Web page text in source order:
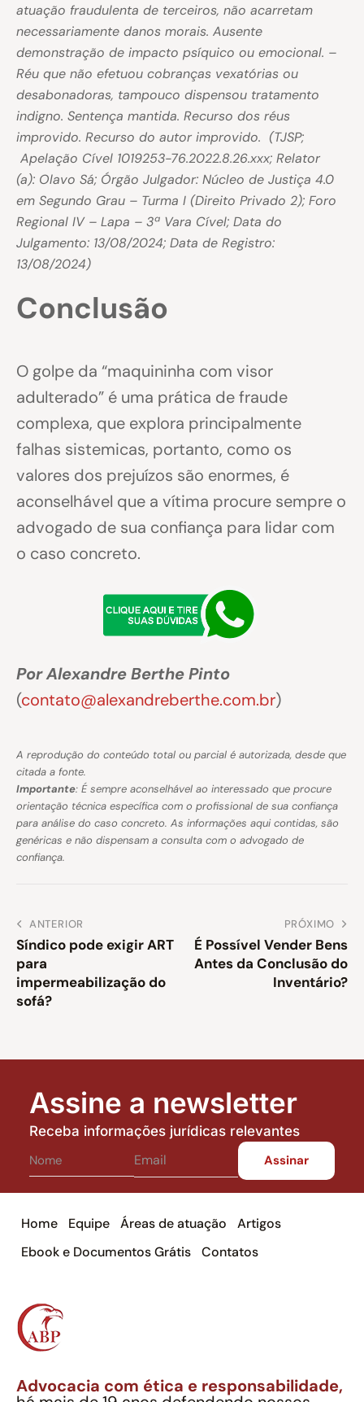
atuação fraudulenta de terceiros, não acarretam
necessariamente danos morais. Ausente
demonstração de impacto psíquico ou emocional. –
Réu que não efetuou cobranças vexatórias ou
desabonadoras, tampouco dispensou tratamento
indigno. Sentença mantida. Recurso dos réus
improvido. Recurso do autor improvido. (TJSP;
Apelação Cível 1019253-76.2022.8.26.xxx; Relator
(a): Olavo Sá; Órgão Julgador: Núcleo de Justiça 4.0
em Segundo Grau – Turma I (Direito Privado 2); Foro
Regional IV – Lapa – 3ª Vara Cível; Data do
Julgamento: 13/08/2024; Data de Registro:
13/08/2024)
Conclusão
O golpe da “maquininha com visor
adulterado” é uma prática de fraude
complexa, que explora principalmente
falhas sistemicas, portanto, como os
valores dos prejuízos são enormes, é
aconselhável que a vítima procure sempre o
advogado de sua confiança para lidar com
o caso concreto.
Por Alexandre Berthe Pinto
(contato@alexandreberthe.com.br)
A reprodução do conteúdo total ou parcial é autorizada, desde que
citada a fonte.
Importante: É sempre aconselhável ao interessado que procure
orientação técnica específica com o profissional de sua confiança
para análise do caso concreto. As informações aqui contidas, são
genéricas e não dispensam a consulta com o advogado de
confiança.
ANTERIOR
Síndico pode exigir ART
para
impermeabilização do
sofá?
PRÓXIMO
É Possível Vender Bens
Antes da Conclusão do
Inventário?
Assine a newsletter
Receba informações jurídicas relevantes
Home Equipe Áreas de atuação
Artigos
Ebook e Documentos Grátis
Contatos
Advocacia com ética e responsabilidade,